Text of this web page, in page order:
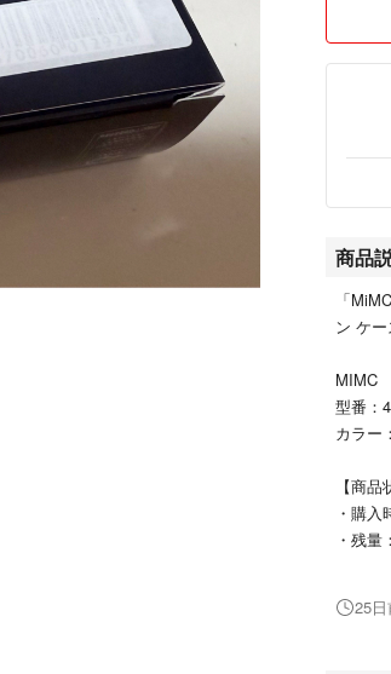
商品
「
ン ケー
MIMC
型番：
カラー
【商品
・購入
・残量
新品未
25